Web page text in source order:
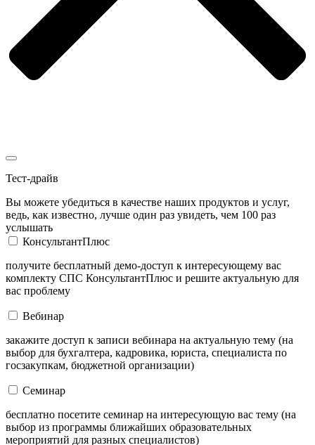
Тест-драйв
Вы можете убедиться в качестве наших продуктов и услуг,
ведь, как известно, лучше один раз увидеть, чем 100 раз
услышать
КонсультантПлюс
получите бесплатный демо-доступ к интересующему вас
комплекту СПС КонсультантПлюс и решите актуальную для
вас проблему
Вебинар
закажите доступ к записи вебинара на актуальную тему (на
выбор для бухгалтера, кадровика, юриста, специалиста по
госзакупкам, бюджетной организации)
Семинар
бесплатно посетите семинар на интересующую вас тему (на
выбор из программы ближайших образовательных
мероприятий для разных специалистов)